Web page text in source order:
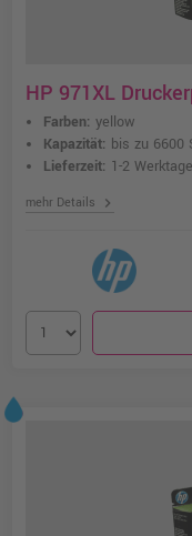
HP 971XL
Farben: yellow
Kapazität: bis zu 6600
Lieferzeit: 1-2 Werktage
mehr Details chevron_right